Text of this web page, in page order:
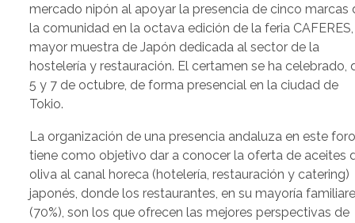
mercado nipón al apoyar la presencia de cinco marcas
la comunidad en la octava edición de la feria
mayor muestra de Japón dedicada al sector de la
hostelería y restauración. El certamen se ha celebrado,
5 y 7 de octubre, de forma presencial en la ciudad de
Tokio.
La organización de una presencia andaluza en este
tiene como objetivo dar a conocer la oferta de aceites
oliva al canal horeca (hotelería, restauración y catering)
japonés, donde los restaurantes, en su mayoría
(70%), son los que ofrecen las mejores perspectivas de